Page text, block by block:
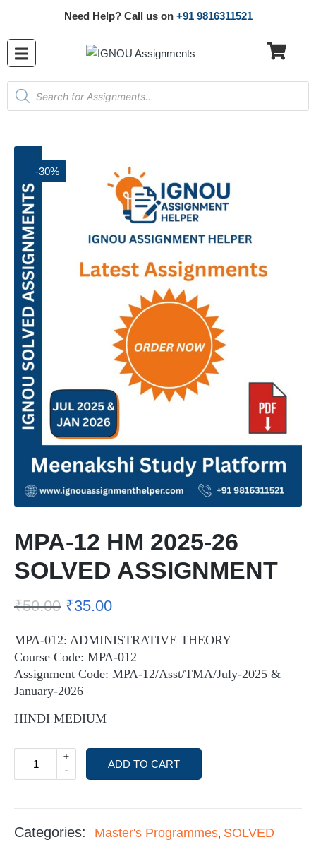
Need Help? Call us on +91 9816311521
-30%
MPA-12 HM 2025-26
SOLVED ASSIGNMENT
₹50.00 ₹35.00
MPA-012: ADMINISTRATIVE THEORY
Course Code: MPA-012
Assignment Code: MPA-12/Asst/TMA/July-2025 &
January-2026
HINDI MEDIUM
-
+
ADD TO CART
Categories: Master's Programmes, SOLVED